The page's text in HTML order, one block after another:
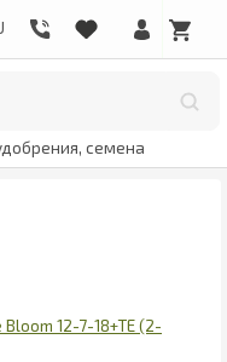
семена
12-7-18+ТЕ (2-